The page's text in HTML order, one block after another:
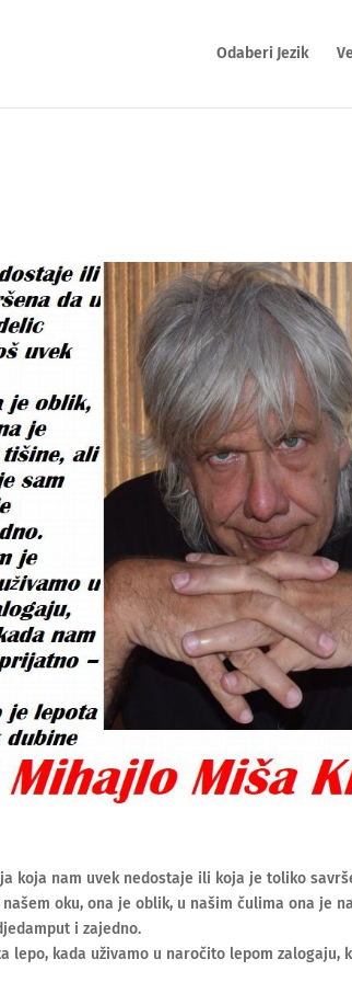
Odaberi Jezik
koja nam uvek nedostaje ili koja je toliko
oku, ona je oblik, u našim čulima ona je
i zajedno.
lepo, kada uživamo u naročito lepom